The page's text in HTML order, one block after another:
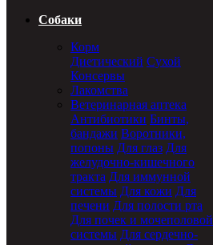
Собаки
Корм
Диетический Сухой
Консервы
Лакомства
Ветеринарная аптека
Антибиотики Бинты,
бандажи Воротники,
попоны Для глаз Для
желудочно-кишечного
тракта Для иммунной
системы Для кожи Для
печени Для полости рта
Для почек и мочеполовой
системы Для сердечно-